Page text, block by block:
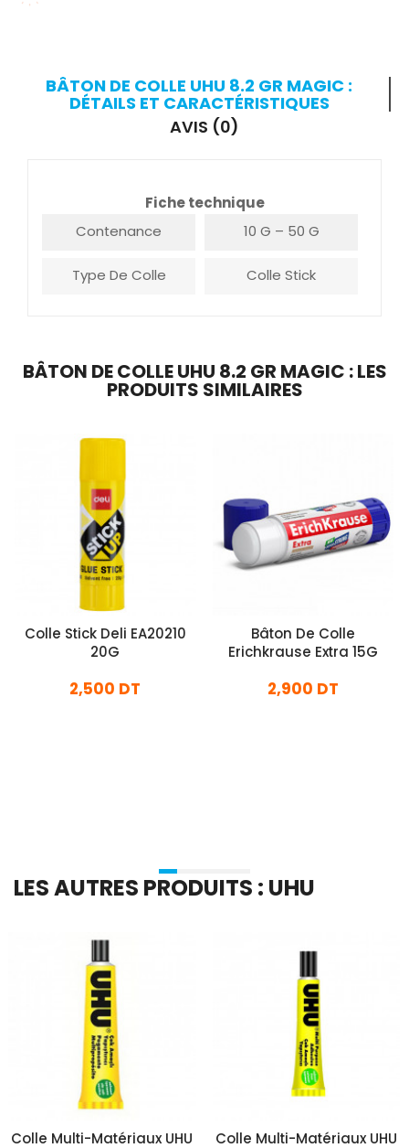
BÂTON DE COLLE UHU 8.2 GR MAGIC :
DÉTAILS ET CARACTÉRISTIQUES
AVIS (0)
Fiche technique
Contenance
10 G – 50 G
Type De Colle Colle Stick
BÂTON DE COLLE UHU 8.2 GR MAGIC : LES
PRODUITS SIMILAIRES
Colle Stick Deli EA20210
20G
2,500 DT
Bâton De Colle
Erichkrause Extra 15G
2,900 DT
LES AUTRES PRODUITS : UHU
Colle Multi-Matériaux UHU
Colle Multi-Matériaux UHU